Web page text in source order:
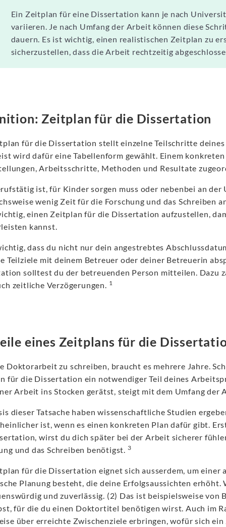
Ein Zeitplan für eine Dissertation kann je nach
variieren. Je nach Umfang der Arbeit können diese
dauern. Es ist wichtig, einen realistischen Zeitplan zu
sicherzustellen, dass die Arbeit rechtzeitig
Zeitplan für die Dissertation
für die Dissertation stellt einzelne Teilschritte
wird dafür eine Tabellenform gewählt. Einem
Arbeitsschritte, Methoden und Resultate
ist, für Kinder sorgen muss oder nebenbei an
wenig Zeit für die Forschung und das Schreiben
einen Zeitplan für die Dissertation aufzustellen,
kannst.
dass du nicht nur dein angestrebtes
Teilziele mit deinem Betreuer oder deiner Betreuerin
solltest du der betreuenden Person mitteilen. Dazu
zeitliche Verzögerungen. 1
eines Zeitplans für die
Doktorarbeit zu schreiben, braucht es mehrere Jahre.
für die Dissertation ein notwendiger Teil deines
Arbeit ins Stocken gerätst, steigt mit dem Umfang der
dieser Tatsache haben wissenschaftliche Studien
ist, wenn es einen konkreten Plan dafür gibt.
wirst du dich später bei der Arbeit sicherer
und das Schreiben benötigst. 3
für die Dissertation eignet sich ausserdem, um einer
Planung besteht, die deine Erfolgsaussichten
und zuverlässig. (2) Das ist beispielsweise
für die du einen Doktortitel benötigen wirst. Auch im
über erreichte Zwischenziele erbringen, wofür sich